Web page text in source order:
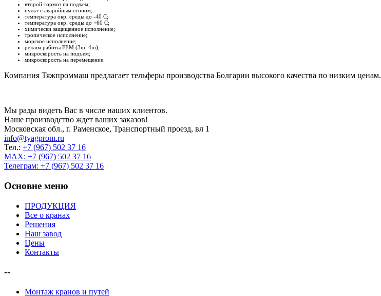
второй тормоз на подъем;
пульт с аварийным стопом;
температура окр. среды до -40 С;
температура окр. среды до +60 С;
химически защищенное исполнение;
тропическое исполнение;
морское исполнение;
режим работы FEM (3m, 4m);
микроскорость на подъем;
микроскорость на перемещение.
Компания Тяжпроммаш предлагает тельферы производства Болгарии высокого качества по низким ценам.
Мы рады видеть Вас в числе наших клиентов.
Наше производство ждет ваших заказов!
Московская обл., г. Раменское, Транспортный проезд, вл 1
info@tyagprom.ru
Тел.: +7 (967) 502 37 16
MAX: +7 (967) 502 37 16
Телеграм: +7 (967) 502 37 16
Основне меню
ПРОДУКЦИЯ
Все о кранах
Решения
Наш завод
Цены
Контакты
--
Монтаж кранов и путей